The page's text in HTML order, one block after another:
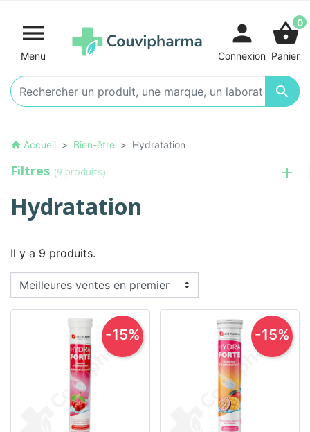

Menu

person
Connexion
shopping_basket0
Panier
home Accueil Bien-être Hydratation
Filtres (9 produits)
Hydratation
Il y a 9 produits.
-15% -15%